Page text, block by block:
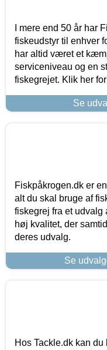
I mere end 50 år har
fiskeudstyr til enhver
har altid været et
serviceniveau og en
fiskegrejet. Klik her
Se
Fiskpåkrogen.dk er
alt du skal bruge af
fiskegrej fra et udvalg
høj kvalitet, der
deres udvalg.
Se
Hos Tackle.dk kan